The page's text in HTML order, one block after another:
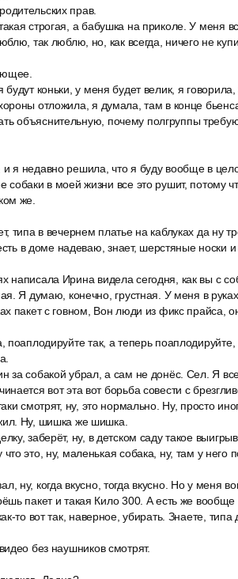
прав.
строгая, а бабушка на приколе. У меня
так люблю, но, как всегда, ничего не
коньки, у меня будет велик, я
отложила, я думала, там в конце
объяснительную, почему полгруппы
я недавно решила, что я буду вообще в
собаки в моей жизни все это рушит, потому
же.
типа в вечернем платье на каблуках да ну
в доме надеваю, знает, шерстяные носки
написала Ирина видела сегодня, как вы с
Я думаю, конечно, грустная. У меня в
пакет с говном, Вон люди из фикс прайса,
поаплодируйте так, а теперь поаплодируйте,
за собакой убрал, а сам не донёс. Сел. Я
вот эта вот борьба совести с
смотрят, ну, это нормально. Ну, просто
Ну, шишка же шишка.
заберёт, ну, в детском саду такое
это, ну, маленькая собака, ну, там у него
ну, когда вкусно, тогда вкусно. Но у меня
пакет и такая Кило 300. А есть же вообще
то вот так, наверное, убирать. Знаете,
без наушников смотрят.